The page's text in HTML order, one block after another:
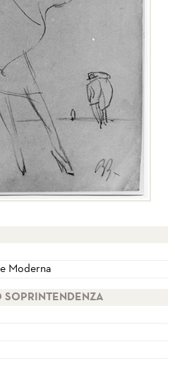
Moderna
SOPRINTENDENZA